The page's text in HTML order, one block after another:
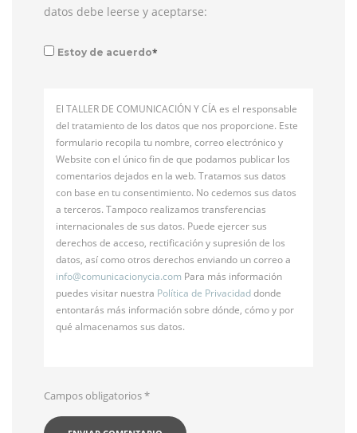
datos debe leerse y aceptarse:
Estoy de acuerdo*
El TALLER DE COMUNICACIÓN Y CÍA es el responsable
del tratamiento de los datos que nos proporcione. Este
formulario recopila tu nombre, correo electrónico y
Website con el único fin de que podamos publicar los
comentarios dejados en la web. Tratamos sus datos
con base en tu consentimiento. No cedemos sus datos
a terceros. Tampoco realizamos transferencias
internacionales de sus datos. Puede ejercer sus
derechos de acceso, rectificación y supresión de los
datos, así como otros derechos enviando un correo a
info@comunicacionycia.com Para más información
puedes visitar nuestra Política de Privacidaddonde
entontarás más información sobre dónde, cómo y por
qué almacenamos sus datos.
Campos obligatorios*